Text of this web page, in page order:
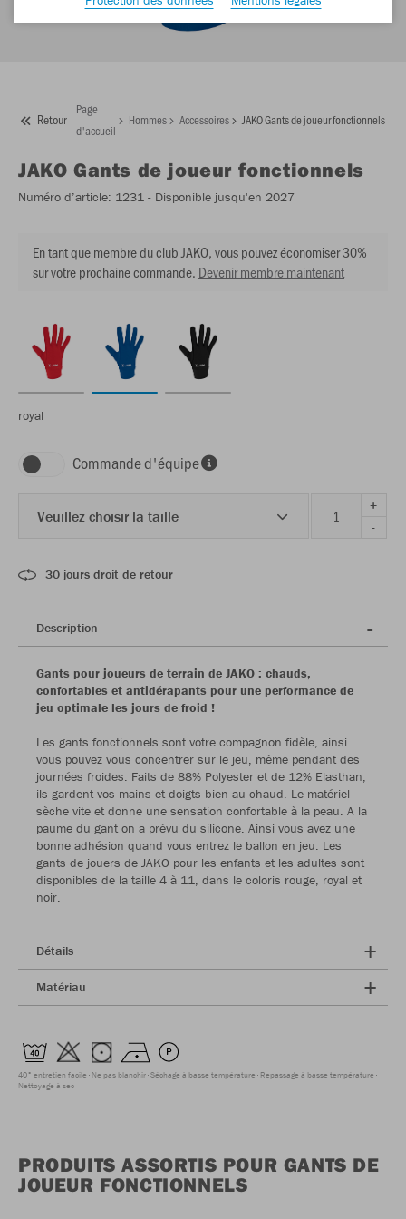
Retour
Page
d'accueil
Hommes Accessoires JAKO Gants de joueur fonctionnels
JAKO Gants de joueur fonctionnels
Numéro d’article: 1231 - Disponible jusqu'en 2027
En tant que membre du club JAKO, vous pouvez économiser 30%
sur votre prochaine commande. Devenir membre maintenant
royal
Commande d'équipe
Veuillez choisir la taille
+
-
30 jours droit de retour
Description
Gants pour joueurs de terrain de JAKO : chauds,
confortables et antidérapants pour une performance de
jeu optimale les jours de froid !
Les gants fonctionnels sont votre compagnon fidèle, ainsi
vous pouvez vous concentrer sur le jeu, même pendant des
journées froides. Faits de 88% Polyester et de 12% Elasthan,
ils gardent vos mains et doigts bien au chaud. Le matériel
sèche vite et donne une sensation confortable à la peau. A la
paume du gant on a prévu du silicone. Ainsi vous avez une
bonne adhésion quand vous entrez le ballon en jeu. Les
gants de jouers de JAKO pour les enfants et les adultes sont
disponibles de la taille 4 à 11, dans le coloris rouge, royal et
noir.
Détails
Matériau
40° entretien facile Ne pas blanchir Séchage à basse température Repassage à basse température
Nettoyage à sec
PRODUITS ASSORTIS POUR GANTS DE
JOUEUR FONCTIONNELS